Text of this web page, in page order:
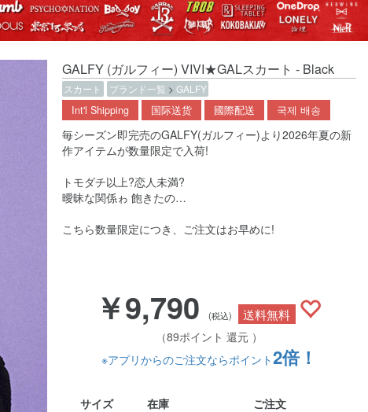
GALFY (ガルフィー) VIVI★GALスカート - Black
スカート ブランド一覧 > GALFY
Int'l Shipping 国际送货 國際配送 국제 배송
毎シーズン即完売のGALFY(ガルフィー)より2026年夏の新
作アイテムが数量限定で入荷!
トモダチ以上?恋人未満?
曖昧な関係ゎ 飽きたの…
こちら数量限定につき、ご注文はお早めに!
￥9,790(税込) 送料無料
（89ポイント 還元 ）
※アプリからのご注文ならポイント2倍！
サイズ 在庫 ご注文